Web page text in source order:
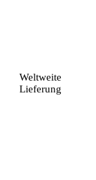
Weltweite
Lieferung